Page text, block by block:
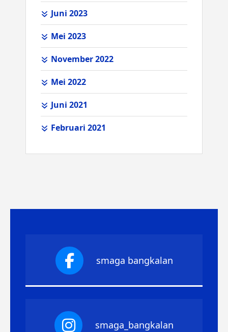
Juni 2023
Mei 2023
November 2022
Mei 2022
Juni 2021
Februari 2021
smaga bangkalan
smaga_bangkalan